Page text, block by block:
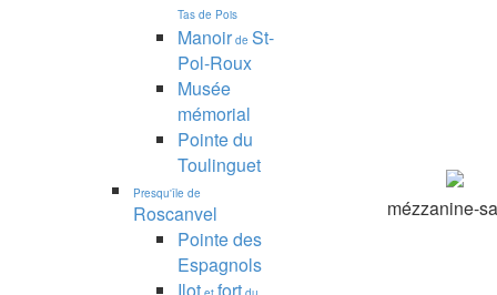
Tas de Pois
Manoir de St-
Pol-Roux
Musée
mémorial
Pointe du
Toulinguet
Presqu'île de
Roscanvel
Pointe des
Espagnols
mézzanine-